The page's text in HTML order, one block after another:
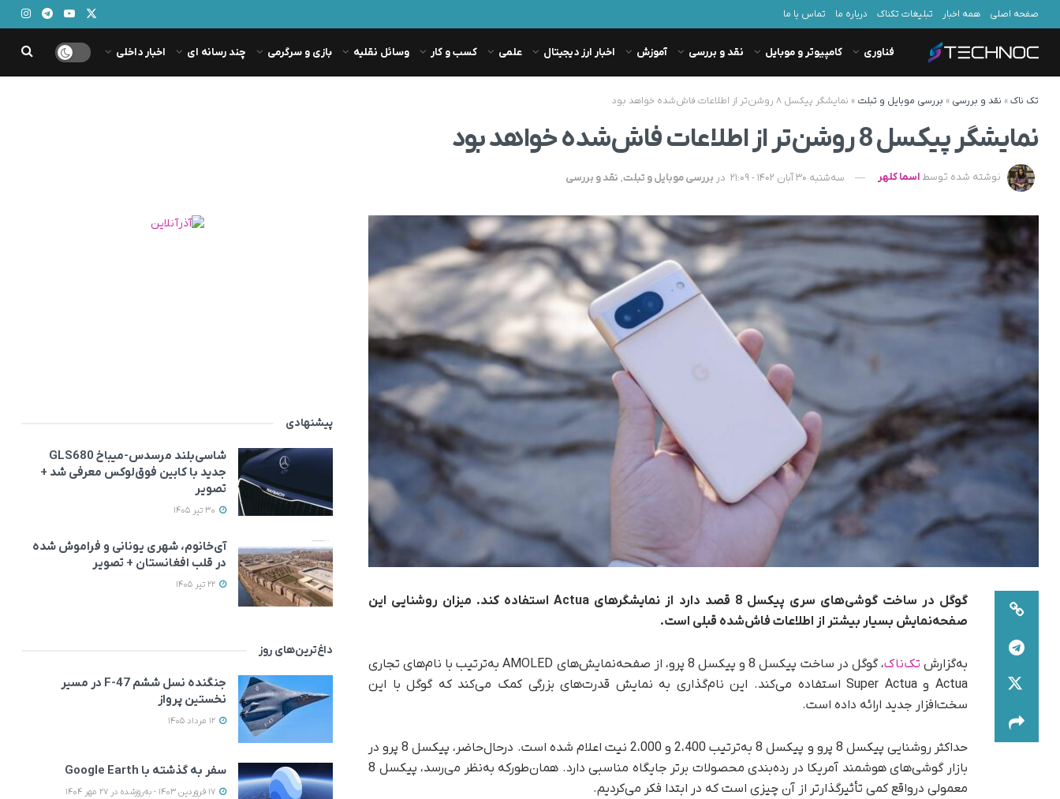
صفحه اصلی همه اخبار تبلیغات تکناک درباره ما تماس با ما
فناوری کامپیوتر و موبایل نقد و بررسی آموزش اخبار ارز دیجیتال علمی کسب و کار وسائل نقلیه بازی و سرگرمی چند رسانه ای اخبار داخلی
تک ناک» نقد و بررسی » بررسی موبایل و تبلت » نمایشگر پیکسل ۸ روشن‌تر از اطلاعات فاش‌شده خواهد بود
نمایشگر پیکسل 8 روشن‌تر از اطلاعات فاش‌شده خواهد بود
نوشته شده توسط اسما کلهر سه‌شنبه 30 آبان 1402 - 21:09 در بررسی موبایل و تبلت, نقد و بررسی
گوگل در ساخت گوشی‌های سری پیکسل 8 قصد دارد از نمایشگرهای Actua استفاده کند. میزان روشنایی این
صفحه‌نمایش بسیار بیشتر از اطلاعات فاش‌شده قبلی است.
به‌گزارش تک‌ناک
، گوگل در ساخت پیکسل 8 و پیکسل 8 پرو، از صفحه‌نمایش‌های AMOLED به‌ترتیب با نام‌های تجاری
Actua و Super Actua استفاده می‌کند. این نام‌گذاری به نمایش قدرت‌های بزرگی کمک می‌کند که گوگل با این
سخت‌افزار جدید ارائه داده است.
حداکثر روشنایی پیکسل 8 پرو و پیکسل 8 به‌ترتیب 2،400 و 2،000 نیت اعلام شده است. درحال‌حاضر، پیکسل 8 پرو در
بازار گوشی‌های هوشمند آمریکا در رده‌بندی محصولات برتر جایگاه مناسبی دارد. همان‌طور‌که به‌نظر می‌رسد، پیکسل 8
معمولی در‌واقع کمی تأثیرگذارتر از آن چیزی است که در ابتدا فکر می‌کردیم.
پیشنهادی
شاسی‌بلند مرسدس‌-میباخ GLS680
جدید با کابین فوق‌لوکس معرفی شد +
تصویر
آی‌خانوم، شهری یونانی و فراموش شده
در قلب افغانستان + تصویر
داغ‌ترین‌های روز
جنگنده نسل ششم F-47 در مسیر
نخستین پرواز
سفر به گذشته با Google Earth